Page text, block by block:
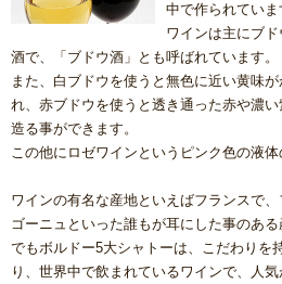
中で作られていま
ワインは主にブ
酒で、「ブドウ酒」とも呼ばれています。
また、白ブドウを使うと無色に近い黄味
れ、赤ブドウを使うと透き通った赤や濃
造る事ができます。
この他にロゼワインというピンク色の液体
ワインの有名な産地といえばフランスで
ゴーニュといった誰もが耳にした事のあ
でもボルドー5大シャトーは、こだわりを
り、世界中で飲まれているワインで、人